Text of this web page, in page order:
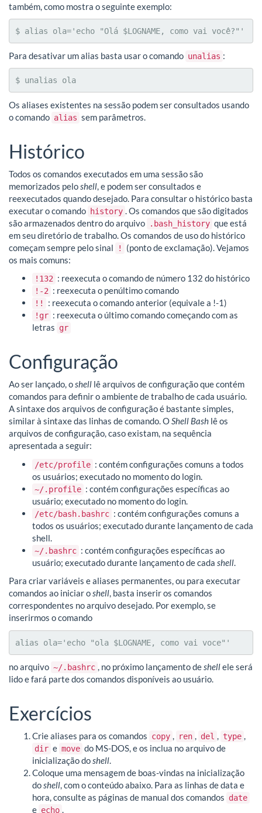
também, como mostra o seguinte exemplo:
$ alias ola='echo "Olá $LOGNAME, como vai você?"'
Para desativar um alias basta usar o comando unalias :
$ unalias ola
Os aliases existentes na sessão podem ser consultados usando
o comando alias sem parâmetros.
Histórico
Todos os comandos executados em uma sessão são
memorizados peloshell, e podem ser consultados e
reexecutados quando desejado. Para consultar o histórico basta
executar o comando history . Os comandos que são digitados
são armazenados dentro do arquivo
.bash_history que está
em seu diretório de trabalho. Os comandos de uso do histórico
começam sempre pelo sinal
!
(ponto de exclamação). Vejamos
os mais comuns:
!132 : reexecuta o comando de número 132 do histórico
!-2 : reexecuta o penúltimo comando
!! : reexecuta o comando anterior (equivale a !-1)
!gr : reexecuta o último comando começando com as
letras gr
Configuração
Ao ser lançado, oshell lê arquivos de configuração que contém
comandos para definir o ambiente de trabalho de cada usuário.
A sintaxe dos arquivos de configuração é bastante simples,
similar à sintaxe das linhas de comando. OShell Bash lê os
arquivos de configuração, caso existam, na sequência
apresentada a seguir:
/etc/profile : contém configurações comuns a todos
os usuários; executado no momento do login.
~/.profile : contém configurações específicas ao
usuário; executado no momento do login.
/etc/bash.bashrc : contém configurações comuns a
todos os usuários; executado durante lançamento de cada
shell.
~/.bashrc : contém configurações específicas ao
usuário; executado durante lançamento de cada shell.
Para criar variáveis e aliases permanentes, ou para executar
comandos ao iniciar oshell, basta inserir os comandos
correspondentes no arquivo desejado. Por exemplo, se
inserirmos o comando
alias ola='echo "ola $LOGNAME, como vai voce"'
no arquivo ~/.bashrc , no próximo lançamento deshellele será
lido e fará parte dos comandos disponíveis ao usuário.
Exercícios
Crie aliases para os comandos copy , ren , del , type ,
dir e move do MS-DOS, e os inclua no arquivo de
inicialização doshell.
Coloque uma mensagem de boas-vindas na inicialização
doshell, com o conteúdo abaixo. Para as linhas de data e
hora, consulte as páginas de manual dos comandos date
e echo .